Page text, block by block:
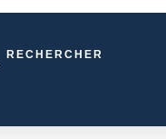
RECHERCHER